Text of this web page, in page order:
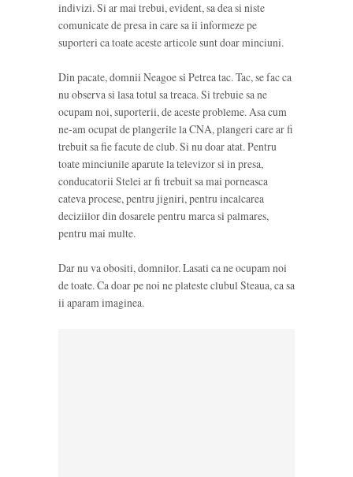
indivizi. Si ar mai trebui, evident, sa dea si niste
comunicate de presa in care sa ii informeze pe
suporteri ca toate aceste articole sunt doar minciuni.
Din pacate, domnii Neagoe si Petrea tac. Tac, se fac ca
nu observa si lasa totul sa treaca. Si trebuie sa ne
ocupam noi, suporterii, de aceste probleme. Asa cum
ne-am ocupat de plangerile la CNA, plangeri care ar fi
trebuit sa fie facute de club. Si nu doar atat. Pentru
toate minciunile aparute la televizor si in presa,
conducatorii Stelei ar fi trebuit sa mai porneasca
cateva procese, pentru jigniri, pentru incalcarea
deciziilor din dosarele pentru marca si palmares,
pentru mai multe.
Dar nu va obositi, domnilor. Lasati ca ne ocupam noi
de toate. Ca doar pe noi ne plateste clubul Steaua, ca sa
ii aparam imaginea.